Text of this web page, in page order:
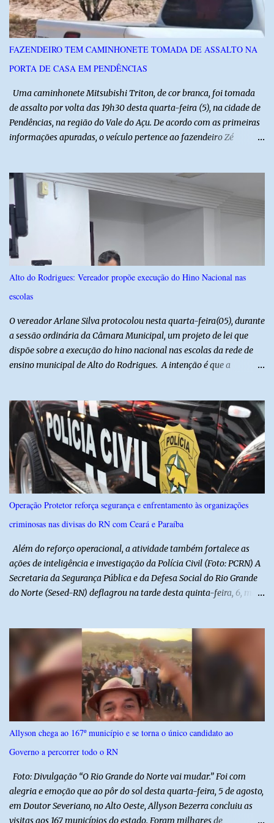
reforça a importância do Distrito de Irrigação do Baixo Açu como
referência na fruticultura irrigada, promovendo conhecimento,
FAZENDEIRO TEM CAMINHONETE TOMADA DE ASSALTO NA
PORTA DE CASA EM PENDÊNCIAS
Uma caminhonete Mitsubishi Triton, de cor branca, foi tomada
de assalto por volta das 19h30 desta quarta-feira (5), na cidade de
Pendências, na região do Vale do Açu. De acordo com as primeiras
informações apuradas, o veículo pertence ao fazendeiro Zé
anunciaram o assalto no momento em que ela estava em frente à
residência, no Centro da cidade. Ainda conforme relatos de
testemunhas, os suspeitos utilizavam roupas semelhantes a
uniformes de empresa, o que pode ter ajudado a não despertar
suspeitas antes da abordagem. Após a ação criminosa, a dupla
fugiu levando a caminhonete em direção ainda desconhecida. A
na região na tentativa de localizar o veículo e identificar os
autores do assalto. Qualquer informação que possa ajudar na
Alto do Rodrigues: Vereador propõe execução do Hino Nacional nas
escolas
O vereador Arlane Silva protocolou nesta quarta-feira(05), durante
a sessão ordinária da Câmara Municipal, um projeto de lei que
dispõe sobre a execução do hino nacional nas escolas da rede de
ensino municipal de Alto do Rodrigues. A intenção é que a
nacionais e da formação da cidadania. O projeto prevê ainda que
a execução do hino nacional ocorra uma vez por semana, em dia
definido pela Secretaria Municipal de Educação do município. É
previsto também que as escolas da rede de ensino público
municipal deverão promover a discussão das letras do Hino
Nacional Brasileiro de modo a estimular os estudantes interpretar
Municipal de Educação poderá expedir normas complementares
necessárias ao cumprimento da lei.
Operação Protetor reforça segurança e enfrentamento às organizações
criminosas nas divisas do RN com Ceará e Paraíba
Além do reforço operacional, a atividade também fortalece as
ações de inteligência e investigação da Polícia Civil (Foto: PCRN) A
Secretaria da Segurança Pública e da Defesa Social do Rio Grande
do Norte (Sesed-RN) deflagrou na tarde desta quinta-feira, 6, mais
da segurança pública para o enfrentamento de organizações
criminosas nos municípios localizados nas divisas do Rio Grande
do Norte com os estados do Ceará e da Paraíba. A mobilização,
com concentração e saída de equipes policiais, ocorreu às 16h, no
município de Baraúna, no Oeste potiguar. A operação reúne
efetivos da Polícia Militar do Rio Grande do Norte, da Polícia Civil
atuação integrada entre as forças de segurança e intensificando o
combate à criminalidade nas áreas de fronteira interestadual. As
Allyson chega ao 167º município e se torna o único candidato ao
Governo a percorrer todo o RN
Foto: Divulgação “O Rio Grande do Norte vai mudar.” Foi com
alegria e emoção que ao pôr do sol desta quarta-feira, 5 de agosto,
em Doutor Severiano, no Alto Oeste, Allyson Bezerra concluiu as
visitas aos 167 municípios do estado. Foram milhares de